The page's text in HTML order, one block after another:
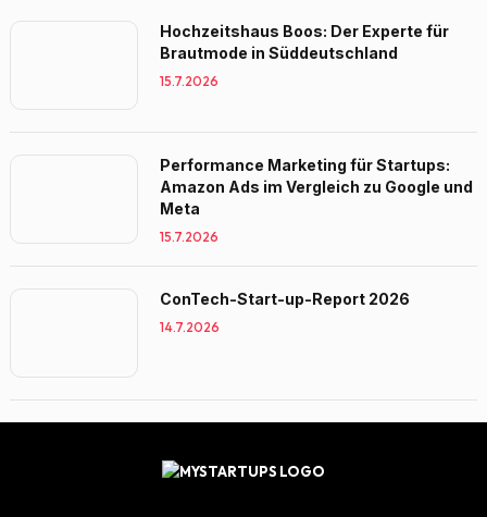
Hochzeitshaus Boos: Der Experte für
Brautmode in Süddeutschland
15.7.2026
Performance Marketing für Startups:
Amazon Ads im Vergleich zu Google und
Meta
15.7.2026
ConTech-Start-up-Report 2026
14.7.2026